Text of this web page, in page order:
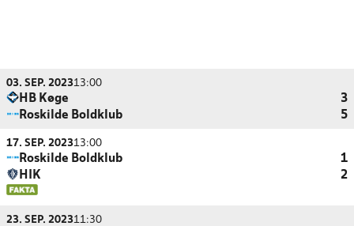
03. SEP. 202313:00
HB Køge
3
Roskilde Boldklub
5
17. SEP. 202313:00
Roskilde Boldklub
1
HIK
2
23. SEP. 202311:30